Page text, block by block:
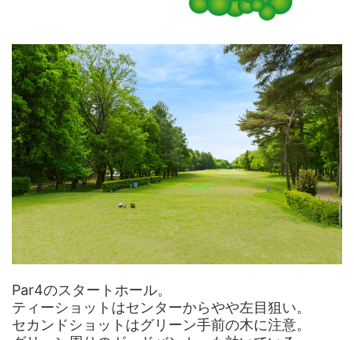
Par4のスタートホール。
ティーショットはセンターからやや左目狙い。
セカンドショットはグリーン手前の木に注意。